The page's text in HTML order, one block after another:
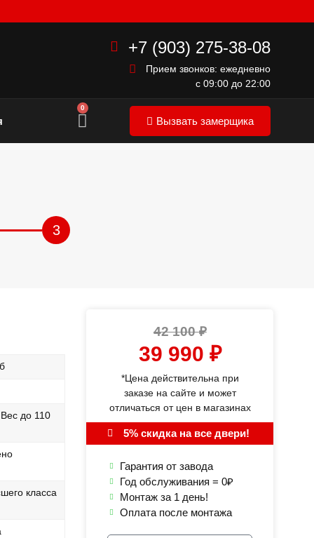
+7 (903) 275-38-08
Прием звонков: ежедневно
с 09:00 до 22:00
0
Вызвать замерщика
3
до 110
класса
42 100₽
39 990 ₽
*Цена действительна при
заказе на сайте и может
отличаться от цен в магазинах
5% скидка на все двери!
Гарантия от завода
Год обслуживания = 0₽
Монтаж за 1 день!
Оплата после монтажа